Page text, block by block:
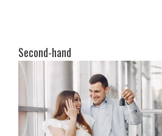
Second-hand